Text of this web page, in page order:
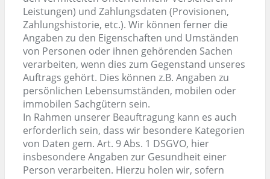
Leistungen) und Zahlungsdaten (Provisionen,
Zahlungshistorie, etc.). Wir können ferner die
Angaben zu den Eigenschaften und Umständen
von Personen oder ihnen gehörenden Sachen
verarbeiten, wenn dies zum Gegenstand unseres
Auftrags gehört. Dies können z.B. Angaben zu
persönlichen Lebensumständen, mobilen oder
immobilen Sachgütern sein.
In Rahmen unserer Beauftragung kann es auch
erforderlich sein, dass wir besondere Kategorien
von Daten gem. Art. 9 Abs. 1 DSGVO, hier
insbesondere Angaben zur Gesundheit einer
Person verarbeiten. Hierzu holen wir, sofern